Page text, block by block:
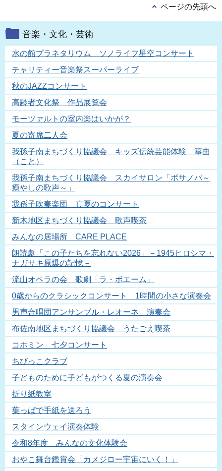
ページの先頭へ
音楽・文化・芸術
水の館プラネタリウム ソノライフ星空コンサート
チャリティー音楽祭スーパーライブ
秋のJAZZコンサート
高齢者文化祭 作品展覧会
モーツァルトの室内楽はいかが？
夏の寄席二人会
我孫子南まちづくり協議会 キッズ伝統芸能体験 箏曲
（こと）
我孫子南まちづくり協議会 スカイサロン「ボサノバ～
癒やしの歌声～」
我孫子吹奏楽団 真夏のコンサート
新木地区まちづくり協議会 歌声喫茶
みんなの居場所 CARE PLACE
朗読劇「この子たちを忘れない2026」－1945ヒロシマ・
ナガサキ原爆の記憶－
流山オペラの会 歌劇「ラ・ボエーム」
0歳からのクラシックコンサート 1時間の小さな演奏会
男声合唱団アンサンブル・レオーネ 演奏会
布佐南地区まちづくり協議会 うたごえ喫茶
コホミン 七夕コンサート
ちびっこクラブ
子どものために子どもがつくる夏の演奏会
折り紙教室
葉っぱで手紙を送ろう
スタインウェイ演奏体験
令和8年度 みんなの文化体験会
おやこ舞台鑑賞会「カメジロー宇宙にいく！」